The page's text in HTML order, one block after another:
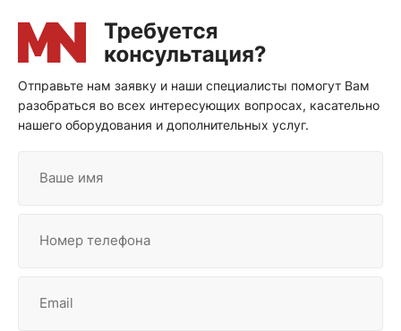
Отправьте нам заявку и наши специалисты помогут Вам
разобраться во всех интересующих вопросах, касательно
нашего оборудования и дополнительных услуг.
Ваше имя
Номер телефона
Email